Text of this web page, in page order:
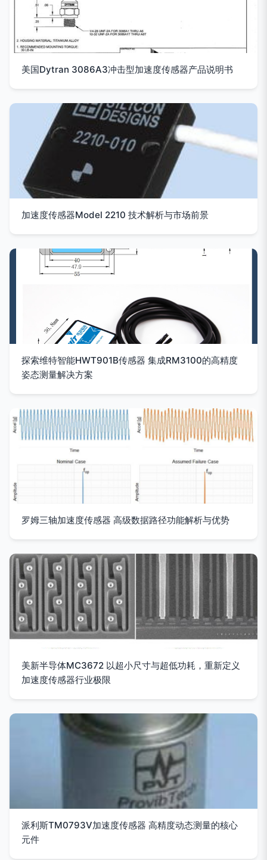
美国Dytran 3086A3冲击型加速度传感器产品说明书
加速度传感器Model 2210 技术解析与市场前景
探索维特智能HWT901B传感器 集成RM3100的高精度
姿态测量解决方案
罗姆三轴加速度传感器 高级数据路径功能解析与优势
美新半导体MC3672 以超小尺寸与超低功耗，重新定义
加速度传感器行业极限
派利斯TM0793V加速度传感器 高精度动态测量的核心
元件